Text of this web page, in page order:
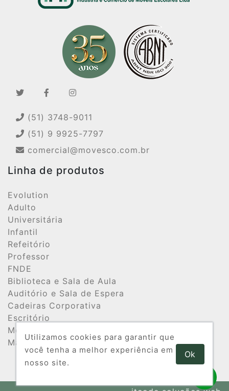
Utilizamos cookies para garantir que
você tenha a melhor experiência em
nosso site.
Ok
(51) 3748-9011
(51) 9 9925-7797
comercial@movesco.com.br
Linha de produtos
Evolution
Adulto
Universitária
Infantil
Refeitório
Professor
FNDE
Biblioteca e Sala de Aula
Auditório e Sala de Espera
Cadeiras Corporativa
Escritório
Móveis de Aço
Maternal